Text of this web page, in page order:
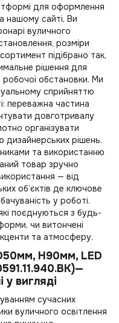
для оформлення
нашому сайті, Ви
вуличного
розміри
підібрано так,
рішення для
обстановки. Ми
сприйняттю
переважна частина
довготривалу
організувати
дизайнерських рішень.
та використанню
товар зручно
— від
об’єктів де ключове
у роботі.
поєднуються з будь-
чи витончені
та атмосферу.
H90мм, LED
у вигляді
сучасних
вуличного освітлення